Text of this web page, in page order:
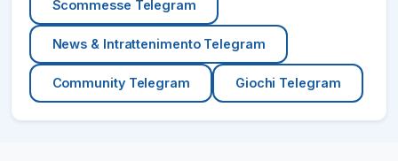
Scommesse Telegram
News & Intrattenimento Telegram
Community Telegram Giochi Telegram